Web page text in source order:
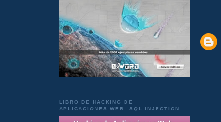
LIBRO DE HACKING DE
APLICACIONES WEB: SQL INJECTION